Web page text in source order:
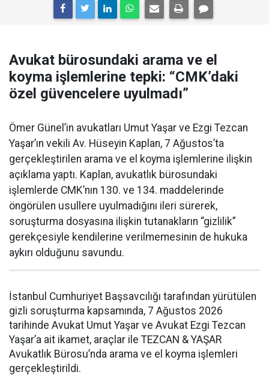
Avukat bürosundaki arama ve el
koyma işlemlerine tepki: “CMK’daki
özel güvencelere uyulmadı”
Ömer Günel’in avukatları Umut Yaşar ve Ezgi Tezcan
Yaşar’ın vekili Av. Hüseyin Kaplan, 7 Ağustos’ta
gerçekleştirilen arama ve el koyma işlemlerine ilişkin
açıklama yaptı. Kaplan, avukatlık bürosundaki
işlemlerde CMK’nın 130. ve 134. maddelerinde
öngörülen usullere uyulmadığını ileri sürerek,
soruşturma dosyasına ilişkin tutanakların “gizlilik”
gerekçesiyle kendilerine verilmemesinin de hukuka
aykırı olduğunu savundu.
İstanbul Cumhuriyet Başsavcılığı tarafından yürütülen
gizli soruşturma kapsamında, 7 Ağustos 2026
tarihinde Avukat Umut Yaşar ve Avukat Ezgi Tezcan
Yaşar’a ait ikamet, araçlar ile TEZCAN & YAŞAR
Avukatlık Bürosu’nda arama ve el koyma işlemleri
gerçekleştirildi.